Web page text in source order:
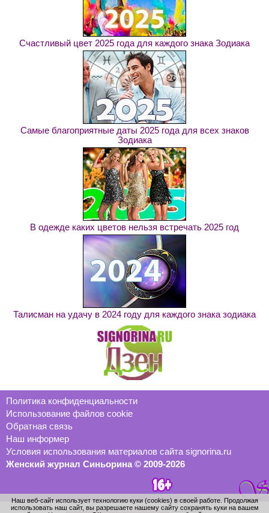
Счастливый цвет 2025 года для каждого знака Зодиака
Самые благоприятные даты 2025 года для всех знаков
Зодиака
В одежде каких цветов нельзя встречать 2025 год
Талисман на удачу в 2024 году для каждого знака зодиака
Политика конфиденциальности
Использование файлов cookie
Обратная связь
Наш информер
Условия использования материалов сайта signorina.ru
Женский журнал Синьорина © 2009-2026
Наш веб-сайт использует технологию куки (cookies) в своей работе. Продолжая
использовать наш сайт, вы разрешаете нашему сайту сохранять куки на вашем